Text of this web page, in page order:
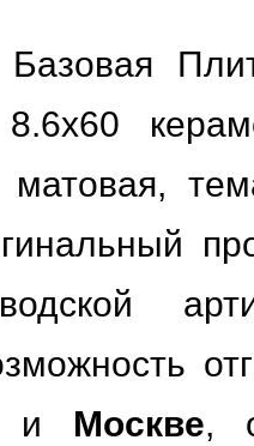
Базовая
матовая,
и Москве,